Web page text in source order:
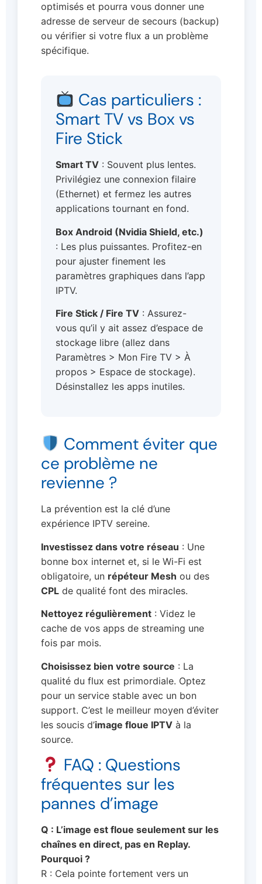
optimisés et pourra vous donner une
adresse de serveur de secours (backup)
ou vérifier si votre flux a un problème
spécifique.
Cas particuliers :
Smart TV vs Box vs
Fire Stick
Smart TV : Souvent plus lentes.
Privilégiez une connexion filaire
(Ethernet) et fermez les autres
applications tournant en fond.
Box Android (Nvidia Shield, etc.)
: Les plus puissantes. Profitez-en
pour ajuster finement les
paramètres graphiques dans l’app
IPTV.
Fire Stick / Fire TV : Assurez-
vous qu’il y ait assez d’espace de
stockage libre (allez dans
Paramètres > Mon Fire TV > À
propos > Espace de stockage).
Désinstallez les apps inutiles.
Comment éviter que
ce problème ne
revienne ?
La prévention est la clé d’une
expérience IPTV sereine.
Investissez dans votre réseau : Une
bonne box internet et, si le Wi-Fi est
obligatoire, un répéteur Mesh ou des
CPL de qualité font des miracles.
Nettoyez régulièrement : Videz le
cache de vos apps de streaming une
fois par mois.
Choisissez bien votre source : La
qualité du flux est primordiale. Optez
pour un service stable avec un bon
support. C’est le meilleur moyen d’éviter
les soucis d’image floue IPTV à la
source.
FAQ : Questions
fréquentes sur les
pannes d’image
Q : L’image est floue seulement sur les
chaînes en direct, pas en Replay.
Pourquoi ?
R : Cela pointe fortement vers un